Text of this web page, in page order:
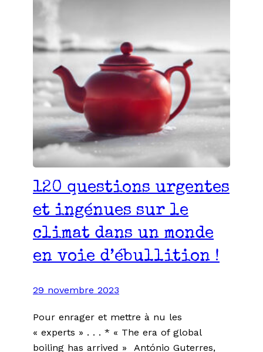
120 questions urgentes
et ingénues sur le
climat dans un monde
en voie d’ébullition !
29 novembre 2023
Pour enrager et mettre à nu les
« experts » . . . * « The era of global
boiling has arrived » António Guterres,